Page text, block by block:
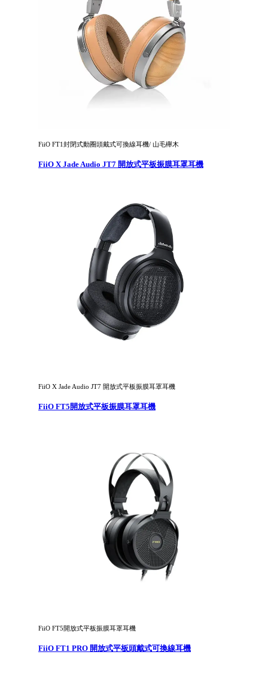
FiiO FT1封閉式動圈頭戴式可換線耳機/ 山毛櫸木
FiiO X Jade Audio JT7 開放式平板振膜耳罩耳機
FiiO X Jade Audio JT7 開放式平板振膜耳罩耳機
FiiO FT5開放式平板振膜耳罩耳機
FiiO FT5開放式平板振膜耳罩耳機
FiiO FT1 PRO 開放式平板頭戴式可換線耳機